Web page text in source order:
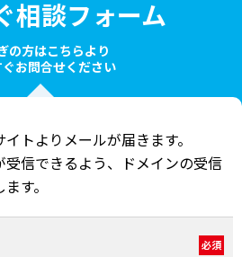
相談フォーム
の方はこちらより
ぐお問合せください
トよりメールが届きます。
信できるよう、ドメインの受信
す。
必須